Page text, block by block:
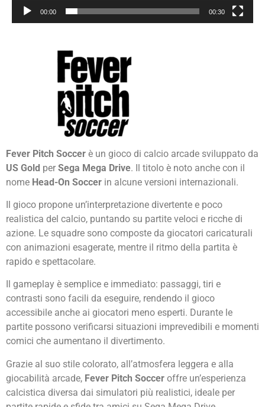
00:00 00:30
Fever Pitch Soccer è un gioco di calcio arcade sviluppato da
US Gold per Sega Mega Drive. Il titolo è noto anche con il
nome Head-On Soccer in alcune versioni internazionali.
Il gioco propone un’interpretazione divertente e poco
realistica del calcio, puntando su partite veloci e ricche di
azione. Le squadre sono composte da giocatori caricaturali
con animazioni esagerate, mentre il ritmo della partita è
rapido e spettacolare.
Il gameplay è semplice e immediato: passaggi, tiri e
contrasti sono facili da eseguire, rendendo il gioco
accessibile anche ai giocatori meno esperti. Durante le
partite possono verificarsi situazioni imprevedibili e momenti
comici che aumentano il divertimento.
Grazie al suo stile colorato, all’atmosfera leggera e alla
giocabilità arcade, Fever Pitch Soccer offre un’esperienza
calcistica diversa dai simulatori più realistici, ideale per